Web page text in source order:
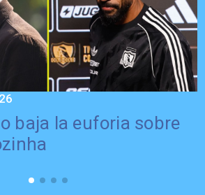
baja la euforia sobre